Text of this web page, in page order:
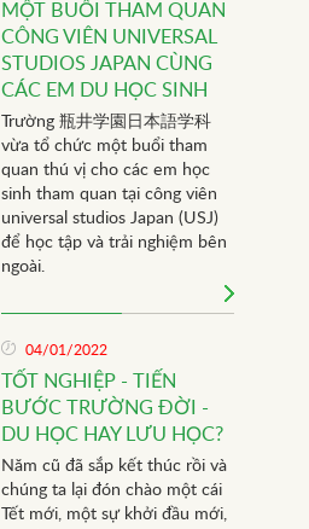
MỘT BUỔI THAM QUAN
CÔNG VIÊN UNIVERSAL
STUDIOS JAPAN CÙNG
CÁC EM DU HỌC SINH
Trường 瓶井学園日本語学科
vừa tổ chức một buổi tham
quan thú vị cho các em học
sinh tham quan tại công viên
universal studios Japan (USJ)
để học tập và trải nghiệm bên
ngoài.
04/01/2022
TỐT NGHIỆP - TIẾN
BƯỚC TRƯỜNG ĐỜI -
DU HỌC HAY LƯU HỌC?
Năm cũ đã sắp kết thúc rồi và
chúng ta lại đón chào một cái
Tết mới, một sự khởi đầu mới,